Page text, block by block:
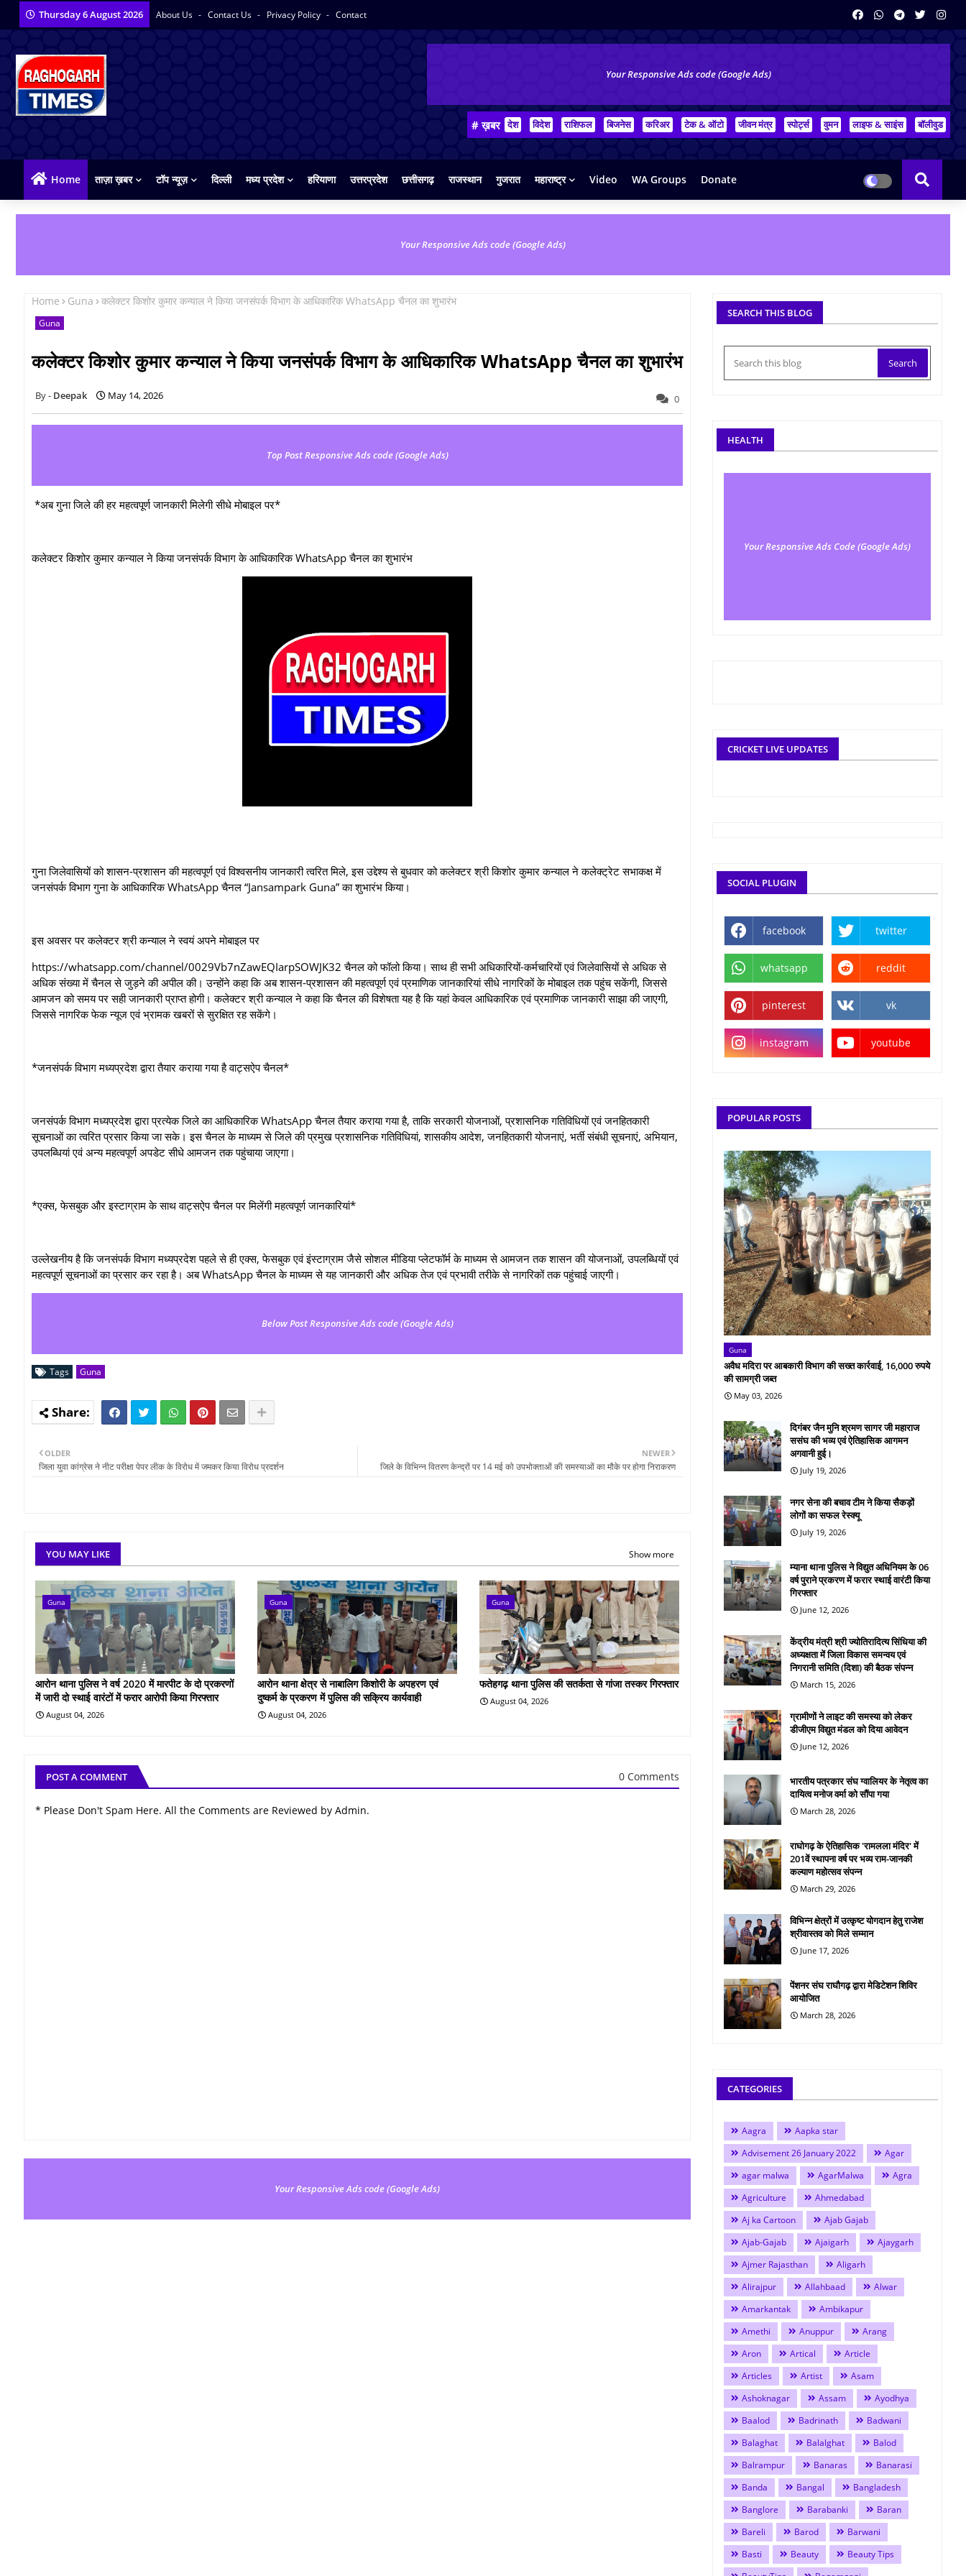
Thursday 6 August 2026 About Us Contact Us Privacy Policy Contact
Your Responsive Ads code (Google Ads)
# ख़बर देश विदेश राशिफल बिजनेस करिअर टेक & ऑटो जीवन मंत्र स्पोर्ट्स वुमन लाइफ & साइंस बॉलीवुड
Home ताज़ा ख़बर टॉप न्यूज़ दिल्ली मध्य प्रदेश हरियाणा उत्तरप्रदेश छत्तीसगढ़ राजस्थान गुजरात महाराष्ट्र Video WA Groups Donate
Your Responsive Ads code (Google Ads)
Home Guna कलेक्टर किशोर कुमार कन्याल ने किया जनसंपर्क विभाग के आधिकारिक WhatsApp चैनल का शुभारंभ
Guna
कलेक्टर किशोर कुमार कन्याल ने किया जनसंपर्क विभाग के आधिकारिक WhatsApp चैनल का शुभारंभ
Deepak May 14, 2026 0
Top Post Responsive Ads code (Google Ads)
*अब गुना जिले की हर महत्वपूर्ण जानकारी मिलेगी सीधे मोबाइल पर*
कलेक्टर किशोर कुमार कन्याल ने किया जनसंपर्क विभाग के आधिकारिक WhatsApp चैनल का शुभारंभ
गुना जिलेवासियों को शासन-प्रशासन की महत्वपूर्ण एवं विश्वसनीय जानकारी त्वरित मिले, इस उद्देश्य से बुधवार को कलेक्टर श्री किशोर कुमार कन्याल ने कलेक्ट्रेट सभाकक्ष में
जनसंपर्क विभाग गुना के आधिकारिक WhatsApp चैनल “Jansampark Guna” का शुभारंभ किया।
इस अवसर पर कलेक्टर श्री कन्याल ने स्वयं अपने मोबाइल पर
https://whatsapp.com/channel/0029Vb7nZawEQIarpSOWJK32 चैनल को फॉलो किया। साथ ही सभी अधिकारियों-कर्मचारियों एवं जिलेवासियों से अधिक से
अधिक संख्या में चैनल से जुड़ने की अपील की। उन्होंने कहा कि अब शासन-प्रशासन की महत्वपूर्ण एवं प्रमाणिक जानकारियां सीधे नागरिकों के मोबाइल तक पहुंच सकेंगी, जिससे
आमजन को समय पर सही जानकारी प्राप्त होगी। कलेक्टर श्री कन्याल ने कहा कि चैनल की विशेषता यह है कि यहां केवल आधिकारिक एवं प्रमाणिक जानकारी साझा की जाएगी,
जिससे नागरिक फेक न्यूज एवं भ्रामक खबरों से सुरक्षित रह सकेंगे।
*जनसंपर्क विभाग मध्यप्रदेश द्वारा तैयार कराया गया है वाट्सऐप चैनल*
जनसंपर्क विभाग मध्यप्रदेश द्वारा प्रत्येक जिले का आधिकारिक WhatsApp चैनल तैयार कराया गया है, ताकि सरकारी योजनाओं, प्रशासनिक गतिविधियों एवं जनहितकारी
सूचनाओं का त्वरित प्रसार किया जा सके। इस चैनल के माध्यम से जिले की प्रमुख प्रशासनिक गतिविधियां, शासकीय आदेश, जनहितकारी योजनाएं, भर्ती संबंधी सूचनाएं, अभियान,
उपलब्धियां एवं अन्य महत्वपूर्ण अपडेट सीधे आमजन तक पहुंचाया जाएगा।
*एक्स, फेसबुक और इस्टाग्राम के साथ वाट्सऐप चैनल पर मिलेंगी महत्वपूर्ण जानकारियां*
उल्लेखनीय है कि जनसंपर्क विभाग मध्यप्रदेश पहले से ही एक्स, फेसबुक एवं इंस्टाग्राम जैसे सोशल मीडिया प्लेटफॉर्म के माध्यम से आमजन तक शासन की योजनाओं, उपलब्धियों एवं
महत्वपूर्ण सूचनाओं का प्रसार कर रहा है। अब WhatsApp चैनल के माध्यम से यह जानकारी और अधिक तेज एवं प्रभावी तरीके से नागरिकों तक पहुंचाई जाएगी।
Below Post Responsive Ads code (Google Ads)
Tags Guna
NEWER
जिले के विभिन्न वितरण केन्द्रों पर 14 मई को उपभोक्ताओं की समस्याओं का मौके पर होगा निराकरण
OLDER
जिला युवा कांग्रेस ने नीट परीक्षा पेपर लीक के विरोध में जमकर किया विरोध प्रदर्शन
YOU MAY LIKE Show more
Guna
आरोन थाना पुलिस ने वर्ष 2020 में मारपीट के दो प्रकरणों
में जारी दो स्थाई वारंटों में फरार आरोपी किया गिरफ्तार
August 04, 2026
Guna
आरोन थाना क्षेत्र से नाबालिग किशोरी के अपहरण एवं
दुष्कर्म के प्रकरण में पुलिस की सक्रिय कार्यवाही
August 04, 2026
Guna
फतेहगढ़ थाना पुलिस की सतर्कता से गांजा तस्कर गिरफ्तार
August 04, 2026
POST A COMMENT 0 Comments
* Please Don't Spam Here. All the Comments are Reviewed by Admin.
Your Responsive Ads code (Google Ads)
SEARCH THIS BLOG
HEALTH
Your Responsive Ads Code (Google Ads)
CRICKET LIVE UPDATES
SOCIAL PLUGIN
facebook twitter
whatsapp reddit
pinterest vk
instagram youtube
POPULAR POSTS
Guna
अवैध मदिरा पर आबकारी विभाग की सख्त कार्रवाई, 16,000 रुपये
की सामग्री जब्त
May 03, 2026
दिगंबर जैन मुनि श्रमण सागर जी महाराज
ससंघ की भव्य एवं ऐतिहासिक आगमन
अगवानी हुई।
July 19, 2026
नगर सेना की बचाव टीम ने किया सैकड़ों
लोगों का सफल रेस्क्यू
July 19, 2026
म्याना थाना पुलिस ने विद्युत अधिनियम के 06
वर्ष पुराने प्रकरण में फरार स्थाई वारंटी किया
गिरफ्तार
June 12, 2026
केंद्रीय मंत्री श्री ज्योतिरादित्य सिंधिया की
अध्यक्षता में जिला विकास समन्वय एवं
निगरानी समिति (दिशा) की बैठक संपन्न
March 15, 2026
ग्रामीणों ने लाइट की समस्या को लेकर
डीजीएम विद्युत मंडल को दिया आवेदन
June 12, 2026
भारतीय पत्रकार संघ ग्वालियर के नेतृत्व का
दायित्व मनोज वर्मा को सौंपा गया
March 28, 2026
राघोगढ़ के ऐतिहासिक 'रामलला मंदिर' में
201वें स्थापना वर्ष पर भव्य राम-जानकी
कल्याण महोत्सव संपन्न
March 29, 2026
विभिन्न क्षेत्रों में उत्कृष्ट योगदान हेतु राजेश
श्रीवास्तव को मिले सम्मान
June 17, 2026
पेंशनर संघ राघौगढ़ द्वारा मेडिटेशन शिविर
आयोजित
March 28, 2026
CATEGORIES
Aagra
Aapka star
Advisement 26 January 2022
Agar
agar malwa
AgarMalwa
Agra
Agriculture
Ahmedabad
Aj ka Cartoon
Ajab Gajab
Ajab-Gajab
Ajaigarh
Ajaygarh
Ajmer Rajasthan
Aligarh
Alirajpur
Allahbaad
Alwar
Amarkantak
Ambikapur
Amethi
Anuppur
Arang
Aron
Artical
Article
Articles
Artist
Asam
Ashoknagar
Assam
Ayodhya
Baalod
Badrinath
Badwani
Balaghat
Balalghat
Balod
Balrampur
Banaras
Banarasi
Banda
Bangal
Bangladesh
Banglore
Barabanki
Baran
Bareli
Barod
Barwani
Basti
Beauty
Beauty Tips